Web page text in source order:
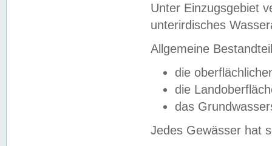
Unter Einzugsgebiet
unterirdisches
Allgemeine
die
die
das
Jedes Gewässer hat